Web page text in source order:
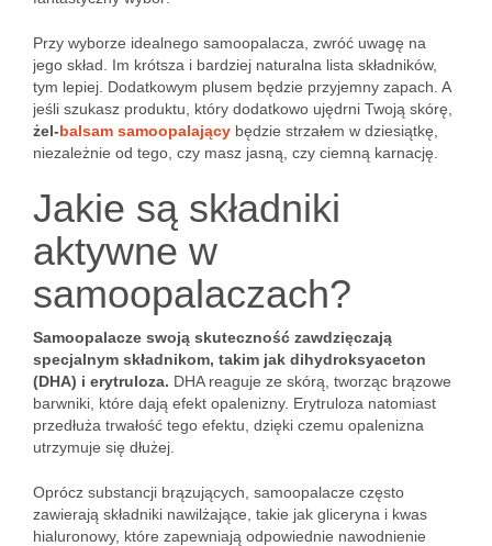
Przy wyborze idealnego samoopalacza, zwróć uwagę na
jego skład. Im krótsza i bardziej naturalna lista składników,
tym lepiej. Dodatkowym plusem będzie przyjemny zapach. A
jeśli szukasz produktu, który dodatkowo ujędrni Twoją skórę,
żel-balsam samoopalający będzie strzałem w dziesiątkę,
niezależnie od tego, czy masz jasną, czy ciemną karnację.
Jakie są składniki
aktywne w
samoopalaczach?
Samoopalacze swoją skuteczność zawdzięczają
specjalnym składnikom, takim jak dihydroksyaceton
(DHA) i erytruloza. DHA reaguje ze skórą, tworząc brązowe
barwniki, które dają efekt opalenizny. Erytruloza natomiast
przedłuża trwałość tego efektu, dzięki czemu opalenizna
utrzymuje się dłużej.
Oprócz substancji brązujących, samoopalacze często
zawierają składniki nawilżające, takie jak gliceryna i kwas
hialuronowy, które zapewniają odpowiednie nawodnienie